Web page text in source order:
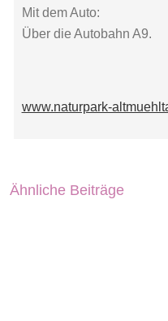
Mit dem Auto:
Über die Autobahn A9.
www.naturpark-
Ähnliche Beiträge